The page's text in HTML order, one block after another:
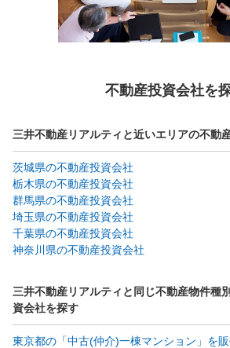
不動産投資会社を
三井不動産リアルティと近いエリアの不動
茨城県の不動産投資会社
栃木県の不動産投資会社
群馬県の不動産投資会社
埼玉県の不動産投資会社
千葉県の不動産投資会社
神奈川県の不動産投資会社
三井不動産リアルティと同じ不動産物件種
資会社を探す
東京都の「中古(仲介)一棟マンション」を